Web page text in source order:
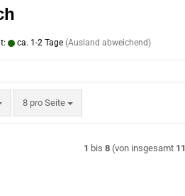
ca. 1-2 Tage (Ausland abweichend)
8 pro Seite
pro Seite
1 bis 8(von insgesamt 11